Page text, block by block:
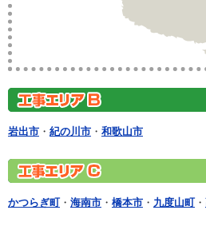
岩出市 ・ 紀の川市 ・ 和歌山市
かつらぎ町・ 海南市 ・ 橋本市 ・ 九度山町・